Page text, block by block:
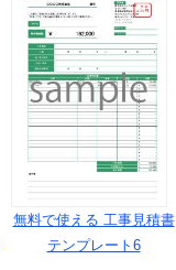
無料で使える 工事見積書
テンプレート6